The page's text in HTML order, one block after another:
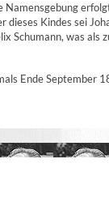
Kindes sei
was
Ende September